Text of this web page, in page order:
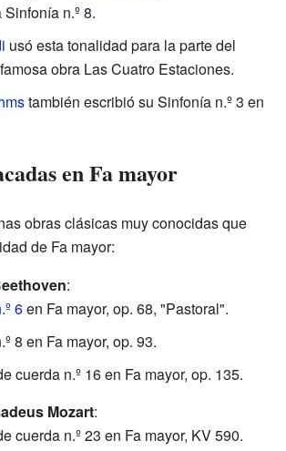
n.º 8.
usó esta tonalidad para la parte del
obra Las Cuatro Estaciones.
también escribió su Sinfonía n.º 3 en
en Fa mayor
obras clásicas muy conocidas que
de Fa mayor:
:
6en Fa mayor, op. 68, "Pastoral".
8 en Fa mayor, op. 93.
cuerda n.º 16 en Fa mayor, op. 135.
Mozart:
cuerda n.º 23 en Fa mayor, KV 590.